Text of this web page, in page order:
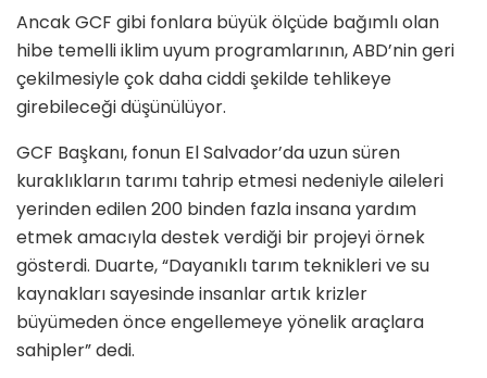
Ancak GCF gibi fonlara büyük ölçüde bağımlı olan
hibe temelli iklim uyum programlarının, ABD’nin geri
çekilmesiyle çok daha ciddi şekilde tehlikeye
girebileceği düşünülüyor.
GCF Başkanı, fonun El Salvador’da uzun süren
kuraklıkların tarımı tahrip etmesi nedeniyle aileleri
yerinden edilen 200 binden fazla insana yardım
etmek amacıyla destek verdiği bir projeyi örnek
gösterdi. Duarte, “Dayanıklı tarım teknikleri ve su
kaynakları sayesinde insanlar artık krizler
büyümeden önce engellemeye yönelik araçlara
sahipler” dedi.